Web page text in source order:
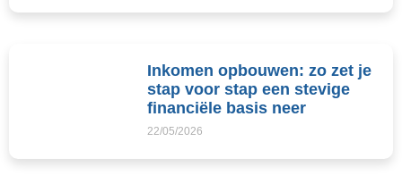
Inkomen opbouwen: zo zet je
stap voor stap een stevige
financiële basis neer
22/05/2026